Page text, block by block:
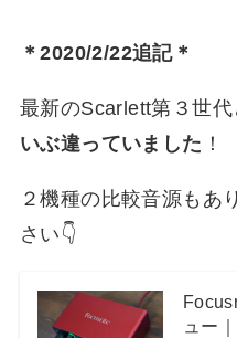
＊2020/2/22追記＊
最新のScarlett第３世
いぶ違っていました ！
２機種の比較音源もあ
さい👇
ュー